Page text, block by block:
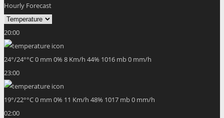
Hourly Forecast
20:00
24°/24°°C0 mm 0% 8 Km/h 44% 1016 mb0 mm/h
23:00
19°/22°°C0 mm 0% 11 Km/h 48% 1017 mb0 mm/h
02:00